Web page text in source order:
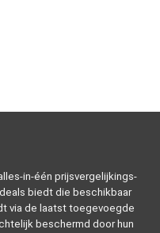
in-één prijsvergelijkings-
biedt die beschikbaar
via de laatst toegevoegde
beschermd door hun